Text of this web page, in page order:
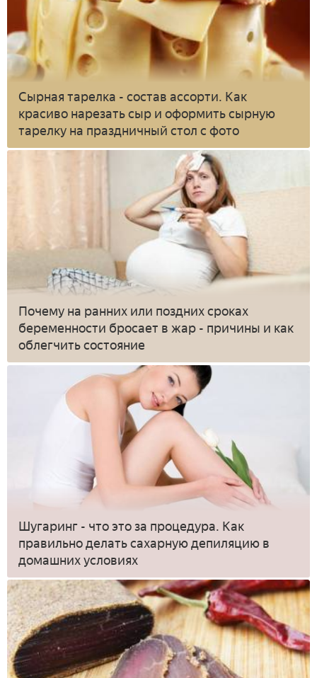
Сырная тарелка - состав ассорти. Как
красиво нарезать сыр и оформить сырную
тарелку на праздничный стол с фото
Почему на ранних или поздних сроках
беременности бросает в жар - причины и как
облегчить состояние
Шугаринг - что это за процедура. Как
правильно делать сахарную депиляцию в
домашних условиях